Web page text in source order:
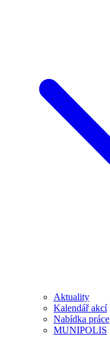
Aktuality
Kalendář akcí
Nabídka práce
MUNIPOLIS